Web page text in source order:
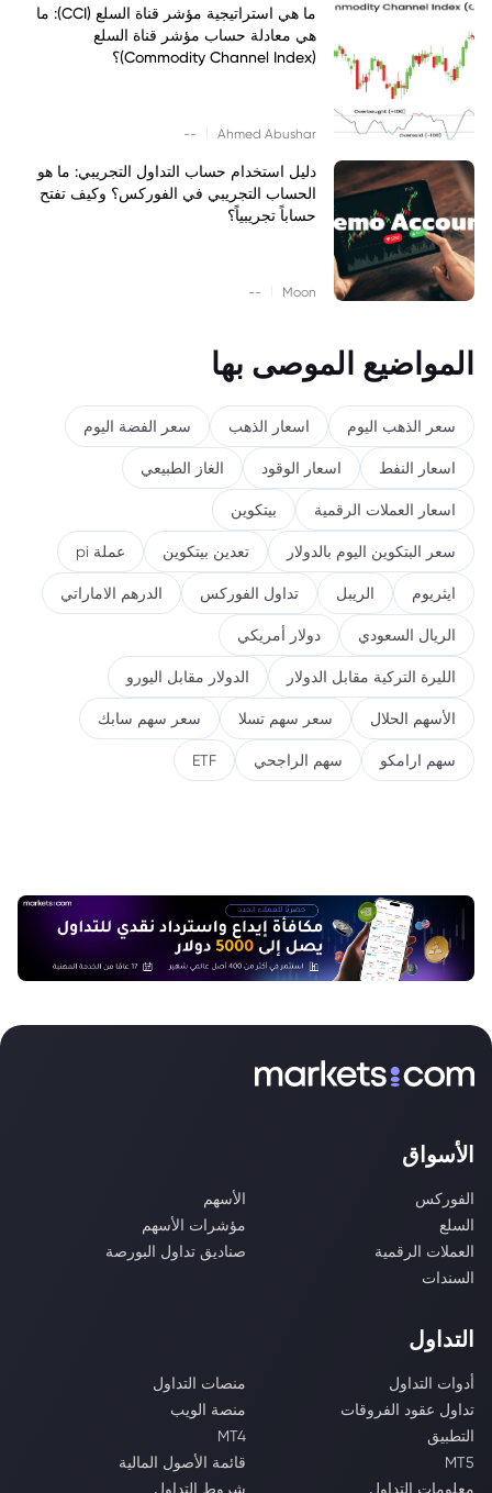
ما هي استراتيجية مؤشر قناة السلع (CCI): ما
هي معادلة حساب مؤشر قناة السلع
(Commodity Channel Index)؟
Ahmed Abushar
--
دليل استخدام حساب التداول التجريبي: ما هو
الحساب التجريبي في الفوركس؟ وكيف تفتح
حساباً تجريبياً؟
Moon
--
المواضيع الموصى بها
سعر الذهب اليوم اسعار الذهب سعر الفضة اليوم
اسعار النفط اسعار الوقود الغاز الطبيعي
اسعار العملات الرقمية بيتكوين
سعر البتكوين اليوم بالدولار تعدين بيتكوين عملة pi
ايثريوم الريبل تداول الفوركس الدرهم الاماراتي
الريال السعودي دولار أمريكي
الليرة التركية مقابل الدولار الدولار مقابل اليورو
الأسهم الحلال سعر سهم تسلا سعر سهم سابك
سهم ارامكو سهم الراجحي ETF
الأسواق
الفوركس
الأسهم
السلع
مؤشرات الأسهم
العملات الرقمية
صناديق تداول البورصة
السندات
التداول
أدوات التداول
منصات التداول
تداول عقود الفروقات
منصة الويب
التطبيق
MT4
MT5
قائمة الأصول المالية
معلومات التداول
شروط التداول